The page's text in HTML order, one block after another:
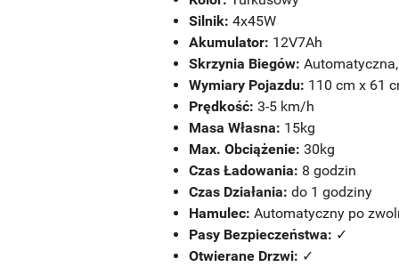
Silnik: 4x45W
Akumulator: 12V7Ah
Skrzynia Biegów:
Wymiary Pojazdu: 110 cm x 61
Prędkość: 3-5 km/h
Masa Własna: 15kg
Max. Obciążenie: 30kg
Czas Ładowania: 8 godzin
Czas Działania: do 1 godziny
Hamulec: Automatyczny po
Pasy Bezpieczeństwa: ✓
Otwierane Drzwi: ✓